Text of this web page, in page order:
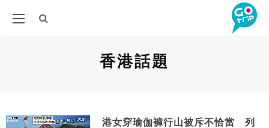
香港話題
港女穿瑜伽褲行山被斥不恰當 列